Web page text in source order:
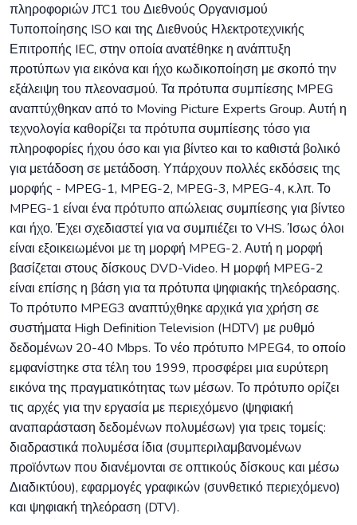
πληροφοριών JTC1 του Διεθνούς Οργανισμού
Τυποποίησης ISO και της Διεθνούς Ηλεκτροτεχνικής
Επιτροπής IEC, στην οποία ανατέθηκε η ανάπτυξη
προτύπων για εικόνα και ήχο κωδικοποίηση με σκοπό την
εξάλειψη του πλεονασμού. Τα πρότυπα συμπίεσης MPEG
αναπτύχθηκαν από το Moving Picture Experts Group. Αυτή η
τεχνολογία καθορίζει τα πρότυπα συμπίεσης τόσο για
πληροφορίες ήχου όσο και για βίντεο και το καθιστά βολικό
για μετάδοση σε μετάδοση. Υπάρχουν πολλές εκδόσεις της
μορφής - MPEG-1, MPEG-2, MPEG-3, MPEG-4, κ.λπ. Το
MPEG-1 είναι ένα πρότυπο απώλειας συμπίεσης για βίντεο
και ήχο. Έχει σχεδιαστεί για να συμπιέζει το VHS. Ίσως όλοι
είναι εξοικειωμένοι με τη μορφή MPEG-2. Αυτή η μορφή
βασίζεται στους δίσκους DVD-Video. Η μορφή MPEG-2
είναι επίσης η βάση για τα πρότυπα ψηφιακής τηλεόρασης.
Το πρότυπο MPEG3 αναπτύχθηκε αρχικά για χρήση σε
συστήματα High Definition Television (HDTV) με ρυθμό
δεδομένων 20-40 Mbps. Το νέο πρότυπο MPEG4, το οποίο
εμφανίστηκε στα τέλη του 1999, προσφέρει μια ευρύτερη
εικόνα της πραγματικότητας των μέσων. Το πρότυπο ορίζει
τις αρχές για την εργασία με περιεχόμενο (ψηφιακή
αναπαράσταση δεδομένων πολυμέσων) για τρεις τομείς:
διαδραστικά πολυμέσα ίδια (συμπεριλαμβανομένων
προϊόντων που διανέμονται σε οπτικούς δίσκους και μέσω
Διαδικτύου), εφαρμογές γραφικών (συνθετικό περιεχόμενο)
και ψηφιακή τηλεόραση (DTV).